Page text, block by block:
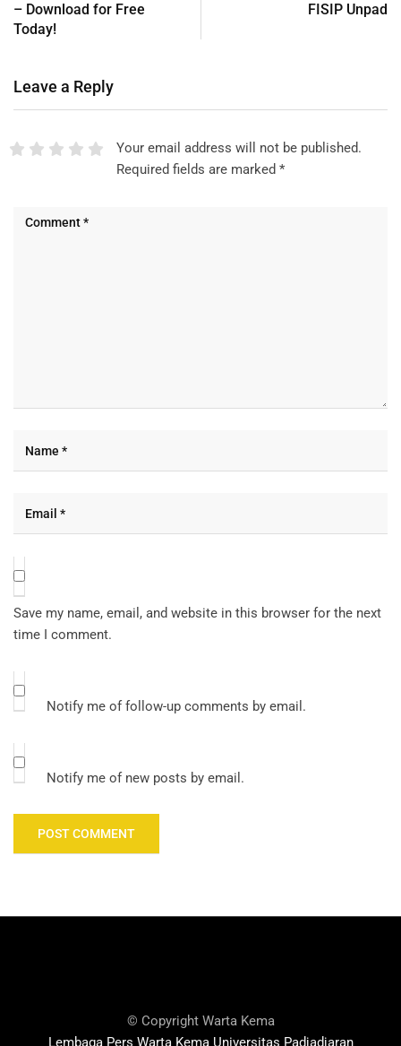
– Download for Free
Today!
FISIP Unpad
Leave a Reply
Your email address will not be published.
Required fields are marked *
Save my name, email, and website in this browser for the next
time I comment.
Notify me of follow-up comments by email.
Notify me of new posts by email.
© Copyright Warta Kema
Lembaga Pers Warta Kema Universitas Padjadjaran